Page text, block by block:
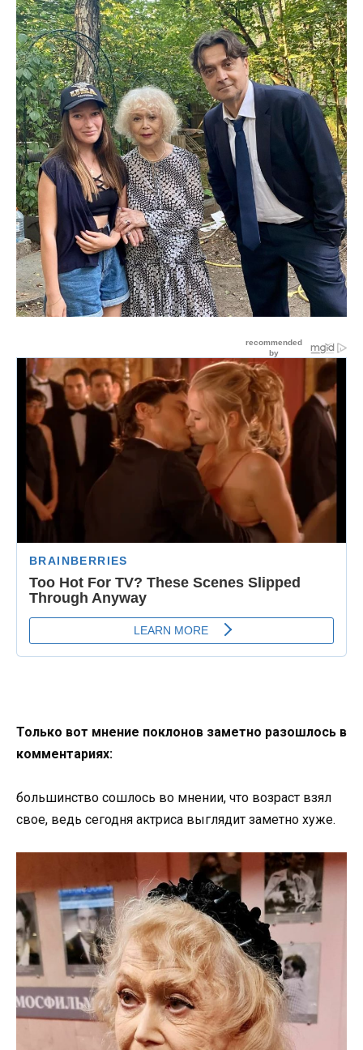
Только вот мнение поклонов заметно разошлось в
комментариях:
большинство сошлось во мнении, что возраст взял
свое, ведь сегодня актриса выглядит заметно хуже.